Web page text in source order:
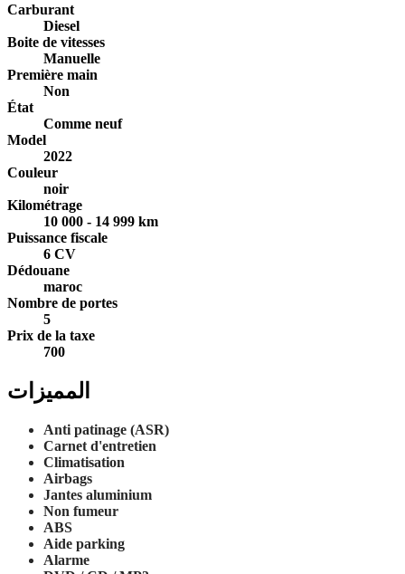
Carburant
Diesel
Boite de vitesses
Manuelle
Première main
Non
État
Comme neuf
Model
2022
Couleur
noir
Kilométrage
10 000 - 14 999 km
Puissance fiscale
6 CV
Dédouane
maroc
Nombre de portes
5
Prix de la taxe
700
المميزات
Anti patinage (ASR)
Carnet d'entretien
Climatisation
Airbags
Jantes aluminium
Non fumeur
ABS
Aide parking
Alarme